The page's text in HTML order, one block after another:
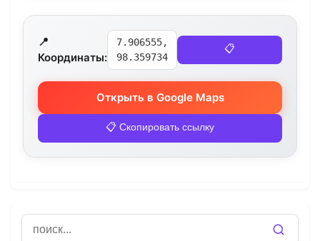
📍
Координаты:
7.906555,
98.359734
📋
Открыть в Google Maps
📋 Скопировать ссылку